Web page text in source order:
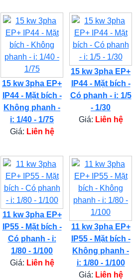
15 kw 3pha EP+
IP44 - Mặt bích -
Không phanh -
i: 1/40 - 1/75
Giá: Liên hệ
15 kw 3pha EP+
IP44 - Mặt bích -
Có phanh - i: 1/5
- 1/30
Giá: Liên hệ
11 kw 3pha EP+
IP55 - Mặt bích -
Có phanh - i:
1/80 - 1/100
Giá: Liên hệ
11 kw 3pha EP+
IP55 - Mặt bích -
Không phanh -
i: 1/80 - 1/100
Giá: Liên hệ